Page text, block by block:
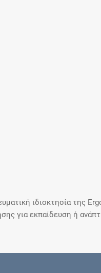
ιδιοκτησία της
για εκπαίδευση ή